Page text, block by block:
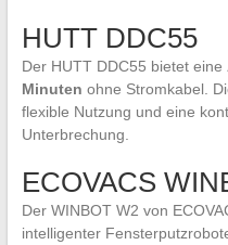
HUTT DDC55
Der HUTT DDC55 bietet eine
Minuten ohne Stromkabel.
flexible Nutzung und eine
Unterbrechung.
ECOVACS
Der WINBOT W2 von
intelligenter